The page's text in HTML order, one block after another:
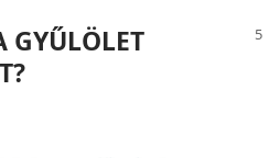
GYŰLÖLET